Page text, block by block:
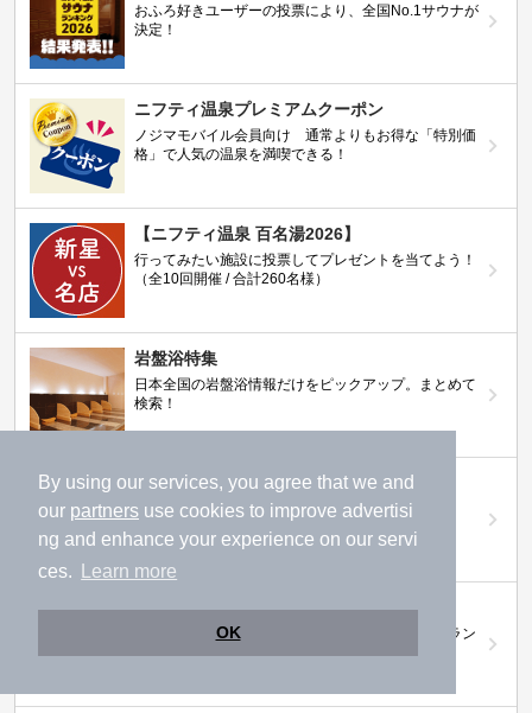
By using our services, you agree that we and
our partners use cookies to improve advertisi
ng and enhance your experience on our servi
ces.
Learn more
OK
おふろ好きユーザーの投票により、全国No.1サウナが
決定！
ニフティ温泉プレミアムクーポン
ノジマモバイル会員向け 通常よりもお得な「特別価
格」で人気の温泉を満喫できる！
【ニフティ温泉 百名湯2026】
行ってみたい施設に投票してプレゼントを当てよう！
（全10回開催 / 合計260名様）
岩盤浴特集
日本全国の岩盤浴情報だけをピックアップ。まとめて
検索！
ニフティ温泉ニュース
温泉にもっと行きたくなる！お得な情報を掲載中
ニフティ温泉 おふろパス
温浴施設をお得に楽しめるサブスクリプションプラン